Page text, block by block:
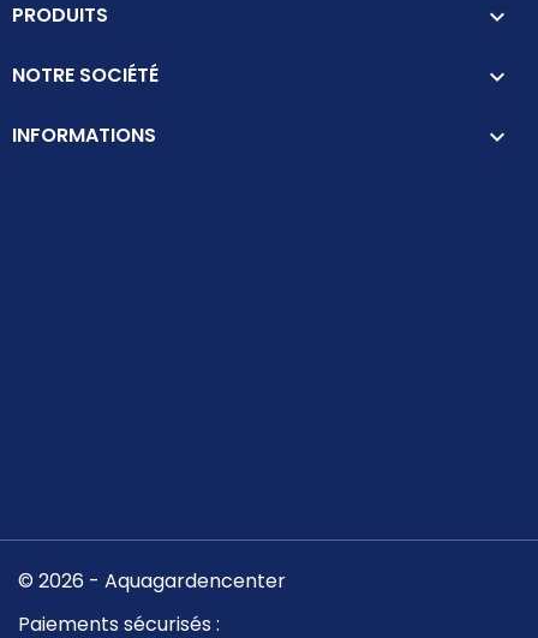
PRODUITS 
NOTRE SOCIÉTÉ 
INFORMATIONS keyboard_arrow_down
© 2026 - Aquagardencenter
Paiements sécurisés :